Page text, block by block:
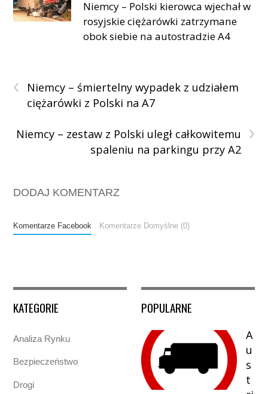
Niemcy – Polski kierowca wjechał w
rosyjskie ciężarówki zatrzymane
obok siebie na autostradzie A4
‹
Niemcy – śmiertelny wypadek z udziałem
ciężarówki z Polski na A7
›
Niemcy – zestaw z Polski uległ całkowitemu
spaleniu na parkingu przy A2
DODAJ KOMENTARZ
Komentarze Facebook Komentarze Domyślne (0)
KATEGORIE
Analiza Rynku
Bezpieczeństwo
Drogi
POPULARNE
A
u
s
t